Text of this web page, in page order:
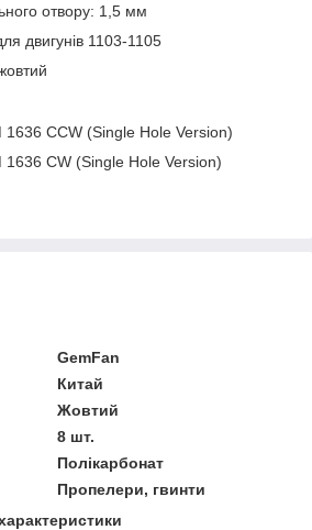
отвору: 1,5 мм
двигунів 1103-1105
CCW (Single Hole Version)
CW (Single Hole Version)
GemFan
Китай
Жовтий
8 шт.
Полікарбонат
Пропелери, гвинти